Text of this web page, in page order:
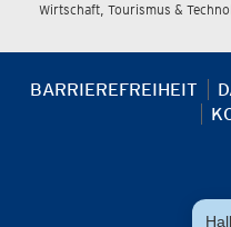
Wirtschaft, Tourismus &
BARRIEREFREIHEIT